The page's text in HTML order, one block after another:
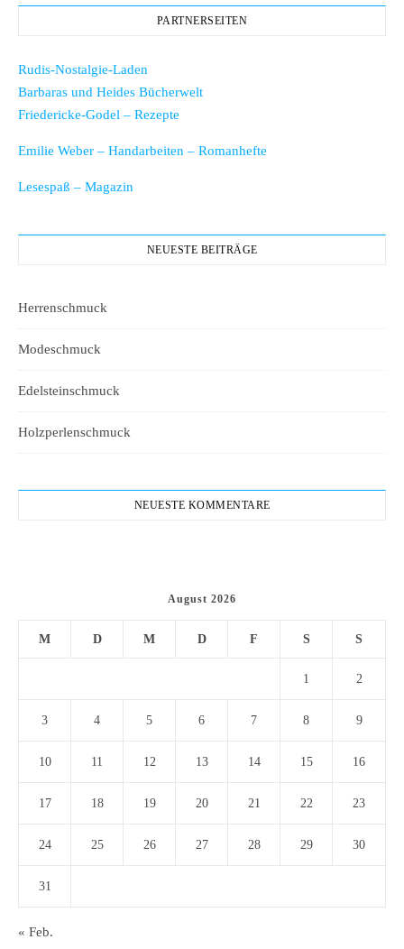
PARTNERSEITEN
Rudis-Nostalgie-Laden
Barbaras und Heides Bücherwelt
Friedericke-Godel – Rezepte
Emilie Weber – Handarbeiten – Romanhefte
Lesespaß – Magazin
NEUESTE BEITRÄGE
Herrenschmuck
Modeschmuck
Edelsteinschmuck
Holzperlenschmuck
NEUESTE KOMMENTARE
August 2026
M D M D F S S
1 2
3 4 5 6 7 8 9
10 11 12 13 14 15 16
17 18 19 20 21 22 23
24 25 26 27 28 29 30
31
« Feb.